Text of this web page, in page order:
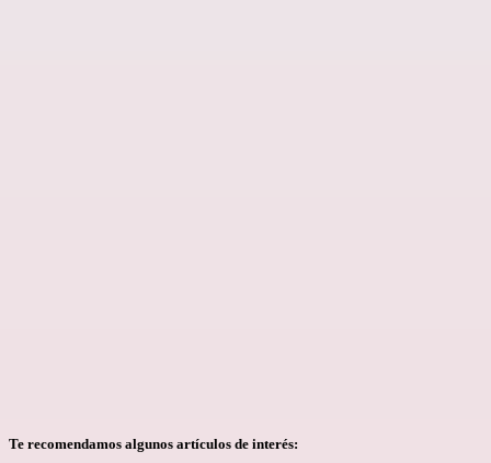
Te recomendamos algunos artículos de interés: